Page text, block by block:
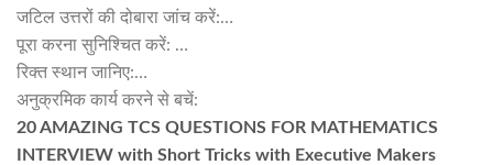
जटिल उत्तरों की दोबारा जांच करें:…
पूरा करना सुनिश्चित करें: …
रिक्त स्थान जानिए:…
अनुक्रमिक कार्य करने से बचें:
20 AMAZING TCS QUESTIONS FOR MATHEMATICS
INTERVIEW with Short Tricks with Executive Makers